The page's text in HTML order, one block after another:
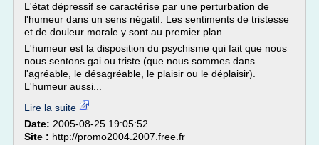
L'état dépressif se caractérise par une perturbation de
l'humeur dans un sens négatif. Les sentiments de tristesse
et de douleur morale y sont au premier plan.
L'humeur est la disposition du psychisme qui fait que nous
nous sentons gai ou triste (que nous sommes dans
l'agréable, le désagréable, le plaisir ou le déplaisir).
L'humeur aussi...
Lire la suite
Date: 2005-08-25 19:05:52
Site : http://promo2004.2007.free.fr